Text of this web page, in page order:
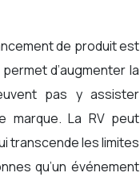
de produit est
d’augmenter la
pas y assister
marque. La RV peut
transcende les limites
qu’un événement